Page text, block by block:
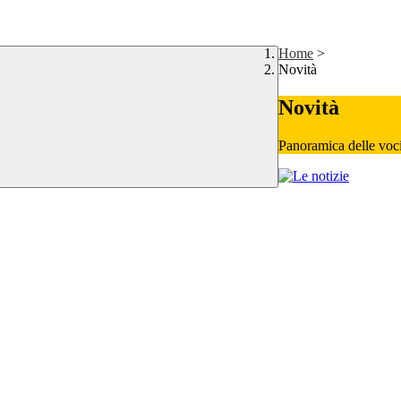
Home >
Novità
Novità
Panoramica delle